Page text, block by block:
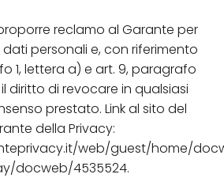
reclamo al Garante per
personali e, con riferimento
1, lettera a) e art. 9, paragrafo
diritto di revocare in qualsiasi
prestato. Link al sito del
della Privacy:
web/guest/home/
docweb/4535524.